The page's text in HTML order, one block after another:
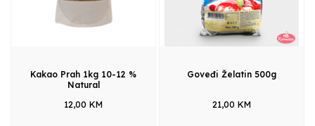
Kakao Prah 1kg 10-12 %
Natural
12,00 KM
Goveđi Želatin 500g
21,00 KM